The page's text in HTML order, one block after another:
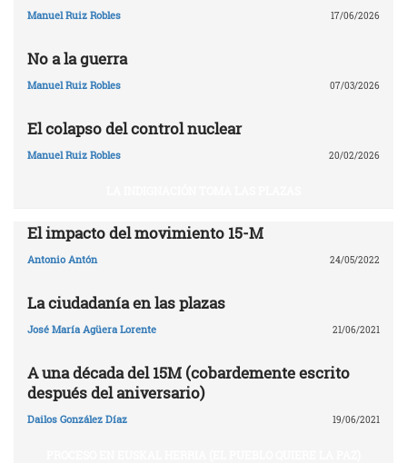
Manuel Ruiz Robles 17/06/2026
No a la guerra
Manuel Ruiz Robles 07/03/2026
El colapso del control nuclear
Manuel Ruiz Robles 20/02/2026
El impacto del movimiento 15-M
Antonio Antón 24/05/2022
La ciudadanía en las plazas
José María Agüera Lorente 21/06/2021
A una década del 15M (cobardemente escrito
después del aniversario)
Dailos González Díaz 19/06/2021